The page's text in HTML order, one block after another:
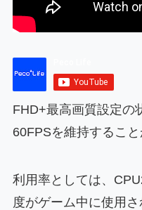
FHD+最高画質設定の
60FPSを維持すること
利用率としては、
度がゲーム中に使用さ